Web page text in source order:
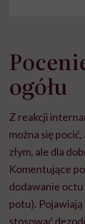
ogółu
Z reakcji
można się
złym, ale dla
Komentujące
dodawanie octu
potu). Pojawiają
stosować